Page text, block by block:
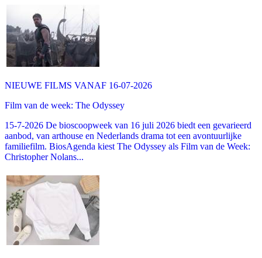
NIEUWE FILMS VANAF 16-07-2026
Film van de week: The Odyssey
15-7-2026 De bioscoopweek van 16 juli 2026 biedt een gevarieerd
aanbod, van arthouse en Nederlands drama tot een avontuurlijke
familiefilm. BiosAgenda kiest The Odyssey als Film van de Week:
Christopher Nolans...